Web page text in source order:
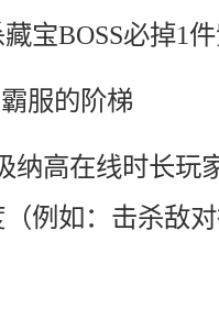
宝BOSS必掉1
服的阶梯
纳高在线时长玩
例如：击杀敌